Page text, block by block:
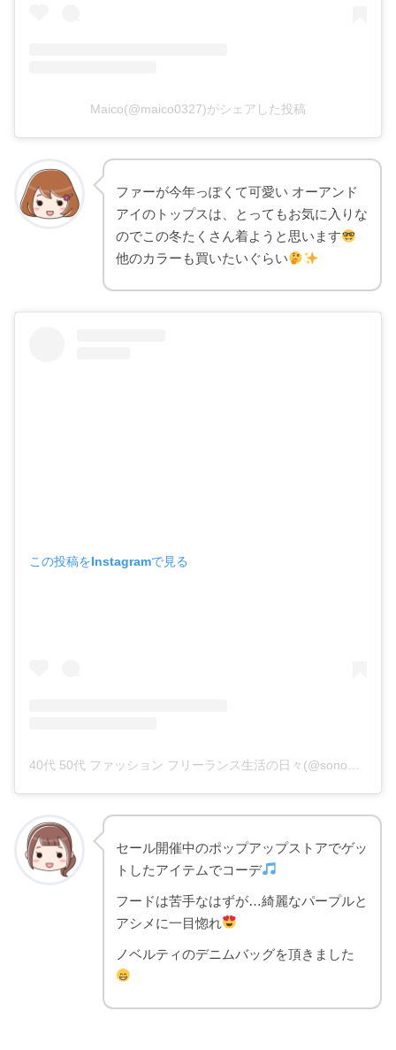
Maico(@maico0327)がシェアした投稿
ファーが今年っぽくて可愛い オーアンド
アイのトップスは、とってもお気に入りな
のでこの冬たくさん着ようと思います
他のカラーも買いたいぐらい
この投稿をInstagramで見る
セール開催中のポップアップストアでゲッ
トしたアイテムでコーデ
フードは苦手なはずが…綺麗なパープルと
アシメに一目惚れ
ノベルティのデニムバッグを頂きました